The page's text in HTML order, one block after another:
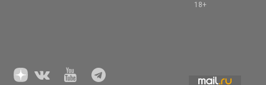
18+